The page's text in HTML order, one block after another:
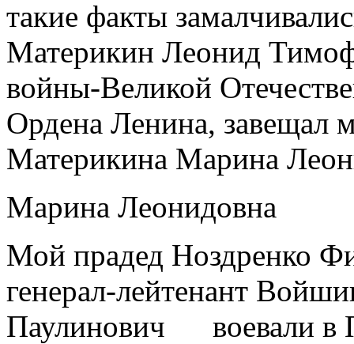
такие факты
Материкин Леонид
войны-Великой
Ордена Ленина, завещал
Материкина Марина
Марина Леонидовна
Мой прадед Ноздренко
генерал-лейтенант
Паулинович воевали в